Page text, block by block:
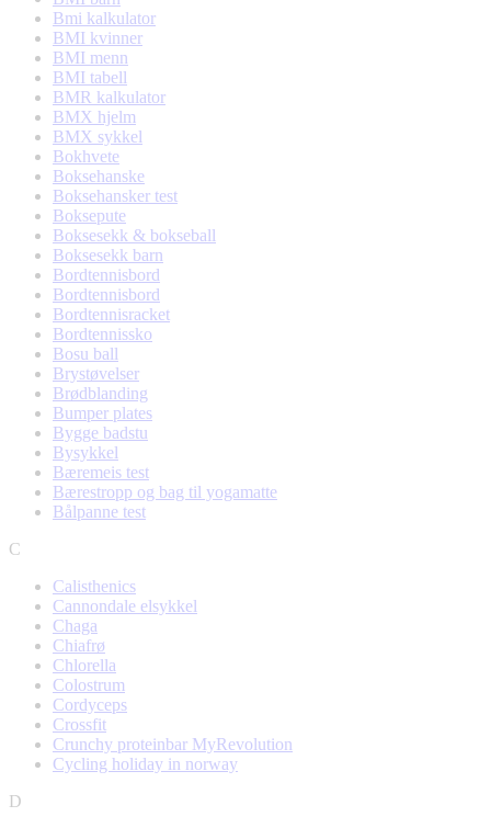
Bmi kalkulator
BMI kvinner
BMI menn
BMI tabell
BMR kalkulator
BMX hjelm
BMX sykkel
Bokhvete
Boksehanske
Boksehansker test
Boksepute
Boksesekk & bokseball
Boksesekk barn
Bordtennisbord
Bordtennisbord
Bordtennisracket
Bordtennissko
Bosu ball
Brystøvelser
Brødblanding
Bumper plates
Bygge badstu
Bysykkel
Bæremeis test
Bærestropp og bag til yogamatte
Bålpanne test
C
Calisthenics
Cannondale elsykkel
Chaga
Chiafrø
Chlorella
Colostrum
Cordyceps
Crossfit
Crunchy proteinbar MyRevolution
Cycling holiday in norway
D